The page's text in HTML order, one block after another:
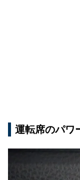
運転席のパワ